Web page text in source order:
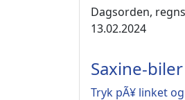
Dagsorden,
13.02.2024
Saxine-
Tryk pÃ¥ linket